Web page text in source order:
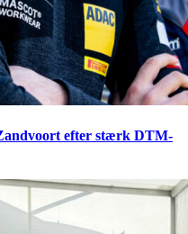
efter stærk DTM-